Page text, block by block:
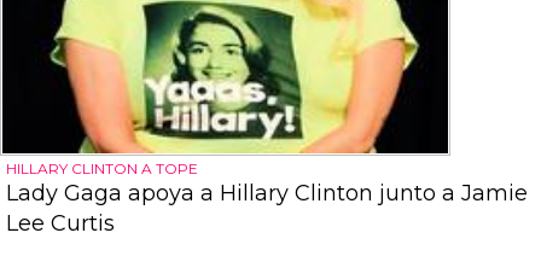
HILLARY CLINTON A TOPE
Lady Gaga apoya a Hillary Clinton junto a Jamie
Lee Curtis